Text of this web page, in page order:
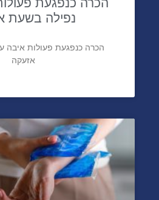
נפילה בשעת
הכרה כנפגעת פעולות איבה
אזעקה